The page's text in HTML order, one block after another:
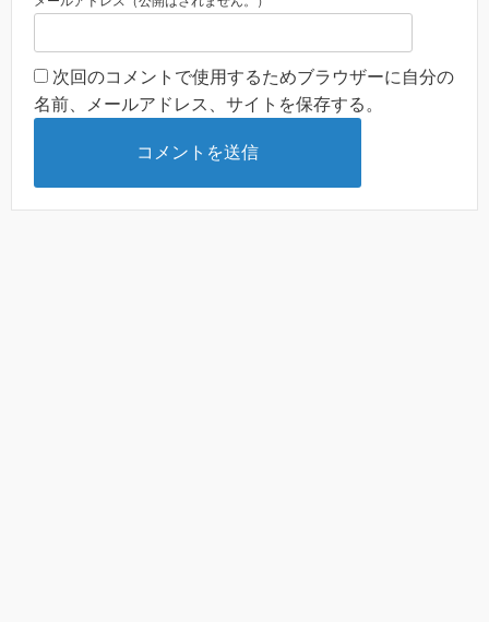
次回のコメントで使用するためブラウザーに自分の
名前、メールアドレス、サイトを保存する。